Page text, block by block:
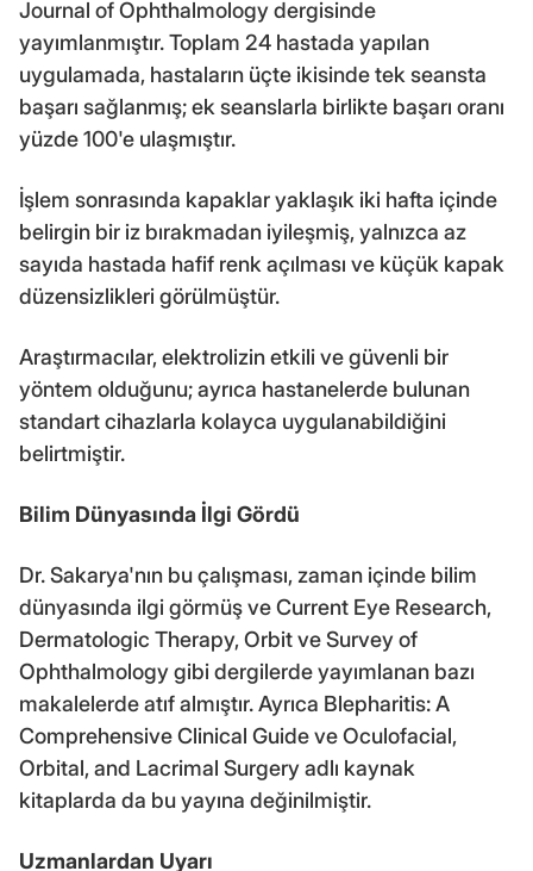
Journal of Ophthalmology dergisinde
yayımlanmıştır. Toplam 24 hastada yapılan
uygulamada, hastaların üçte ikisinde tek seansta
başarı sağlanmış; ek seanslarla birlikte başarı oranı
yüzde 100'e ulaşmıştır.
İşlem sonrasında kapaklar yaklaşık iki hafta içinde
belirgin bir iz bırakmadan iyileşmiş, yalnızca az
sayıda hastada hafif renk açılması ve küçük kapak
düzensizlikleri görülmüştür.
Araştırmacılar, elektrolizin etkili ve güvenli bir
yöntem olduğunu; ayrıca hastanelerde bulunan
standart cihazlarla kolayca uygulanabildiğini
belirtmiştir.
Bilim Dünyasında İlgi Gördü
Dr. Sakarya'nın bu çalışması, zaman içinde bilim
dünyasında ilgi görmüş ve Current Eye Research,
Dermatologic Therapy, Orbit ve Survey of
Ophthalmology gibi dergilerde yayımlanan bazı
makalelerde atıf almıştır. Ayrıca Blepharitis: A
Comprehensive Clinical Guide ve Oculofacial,
Orbital, and Lacrimal Surgery adlı kaynak
kitaplarda da bu yayına değinilmiştir.
Uzmanlardan Uyarı